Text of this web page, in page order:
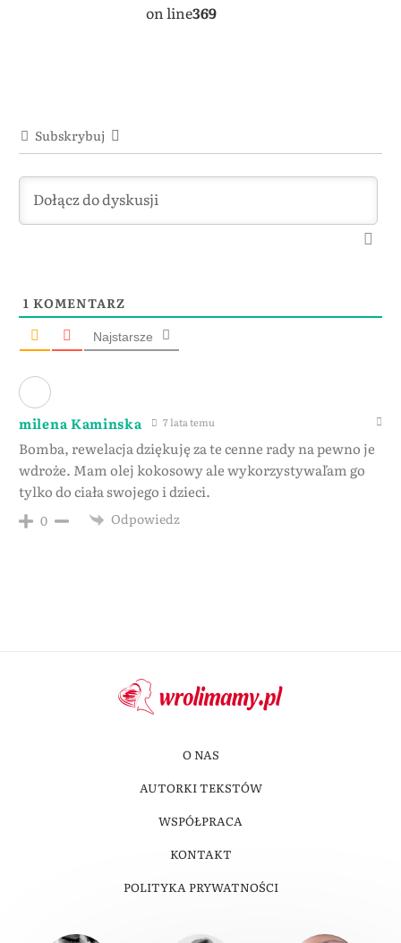
on line369
Subskrybuj
1 KOMENTARZ
Najstarsze
milena Kaminska 7 lata temu
Bomba, rewelacja dziękuję za te cenne rady na pewno je
wdroże. Mam olej kokosowy ale wykorzystywaľam go
tylko do ciała swojego i dzieci.
0 Odpowiedz
O NAS
AUTORKI TEKSTÓW
WSPÓŁPRACA
KONTAKT
POLITYKA PRYWATNOŚCI